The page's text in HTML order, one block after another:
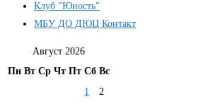
Клуб "Юность"
МБУ ДО ДЮЦ Контакт
Август 2026
Пн Вт Ср Чт Пт Сб Вс
1
2